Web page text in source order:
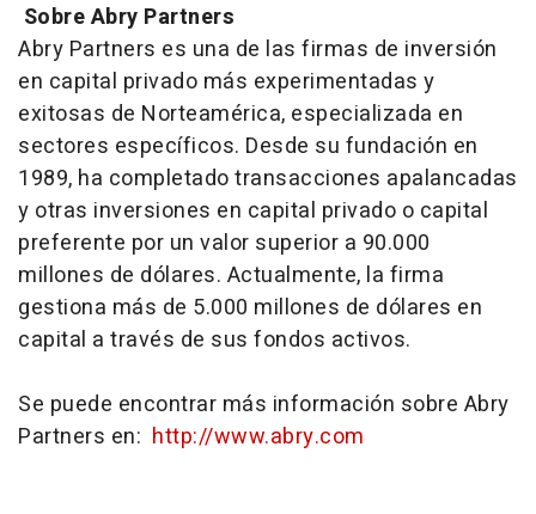
Sobre Abry Partners
Abry Partners es una de las firmas de inversión
en capital privado más experimentadas y
exitosas de Norteamérica, especializada en
sectores específicos. Desde su fundación en
1989, ha completado transacciones apalancadas
y otras inversiones en capital privado o capital
preferente por un valor superior a 90.000
millones de dólares. Actualmente, la firma
gestiona más de 5.000 millones de dólares en
capital a través de sus fondos activos.
Se puede encontrar más información sobre Abry
Partners en: http://www.abry.com